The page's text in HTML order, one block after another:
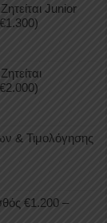
Junior
& Τιμολόγησης
€1.200 –